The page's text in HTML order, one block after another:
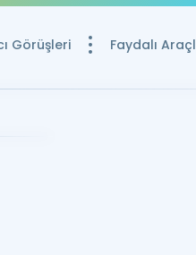
Görüşleri Faydalı